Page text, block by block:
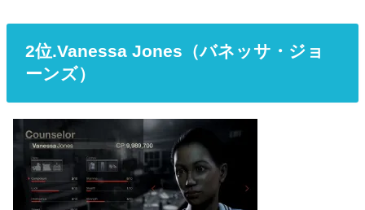
2位.Vanessa Jones（バネッサ・ジョ
ーンズ）